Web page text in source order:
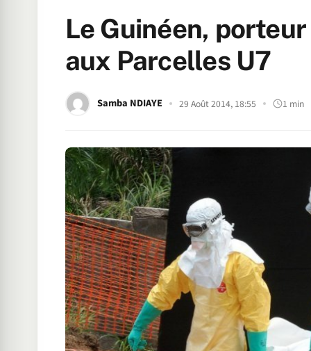
Le Guinéen,
aux Parcelles U7
Samba NDIAYE 29 Août 2014, 18:55 1 min